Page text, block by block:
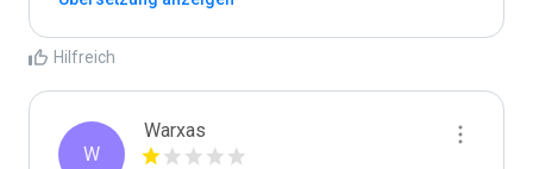
Hilfreich
W
Warxas